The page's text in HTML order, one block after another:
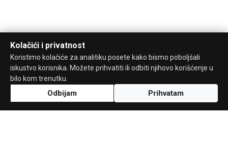
Kolačići i privatnost
Koristimo kolačiće za analitiku posete kako bismo poboljšali
iskustvo korisnika. Možete prihvatiti ili odbiti njihovo korišćenje u
bilo kom trenutku.
Odbijam Prihvatam